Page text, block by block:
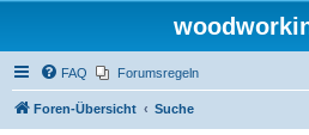
FAQ Forumsregeln
Foren-Übersicht Suche